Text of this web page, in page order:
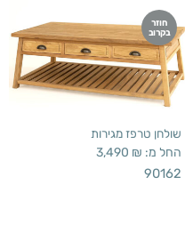
חוזר
בקרוב
שולחן טרפז מגירות
החל מ: 3,490 ₪
90162